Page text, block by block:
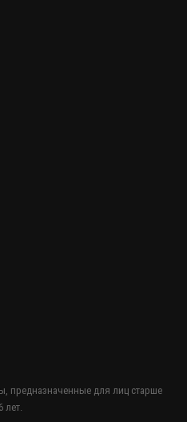
предназначенные для лиц старше
лет.